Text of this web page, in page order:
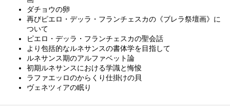
ダチョウの卵
再びピエロ・デッラ・フランチェスカの《ブレラ祭壇画》に
ついて
ピエロ・デッラ・フランチェスカの聖会話
より包括的なルネサンスの書体学を目指して
ルネサンス期のアルファベット論
初期ルネサンスにおける学識と悔悛
ラファエッロのからくり仕掛けの貝
ヴェネツィアの眠り